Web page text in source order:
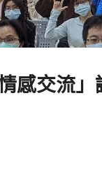
感交流」